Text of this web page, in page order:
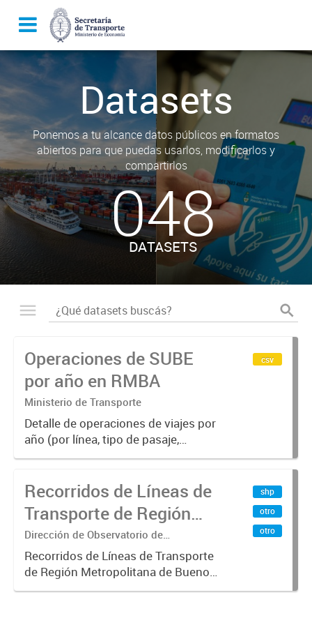
Datasets
Ponemos a tu alcance datos públicos en formatos
abiertos para que puedas usarlos, modificarlos y
compartirlos
048
DATASETS
Operaciones de SUBE
por año en RMBA
Ministerio de Transporte
Detalle de operaciones de viajes por
año (por línea, tipo de pasaje,
empresa y modo)
csv
Recorridos de Líneas de
Transporte de Región
Metropolitana de
Buenos Aires (RMBA)
Dirección de Observatorio de
Transporte, Estudio y Sistemas
Recorridos de Líneas de Transporte
de Región Metropolitana de Buenos
Aires (RMBA).-
shp
otro
otro